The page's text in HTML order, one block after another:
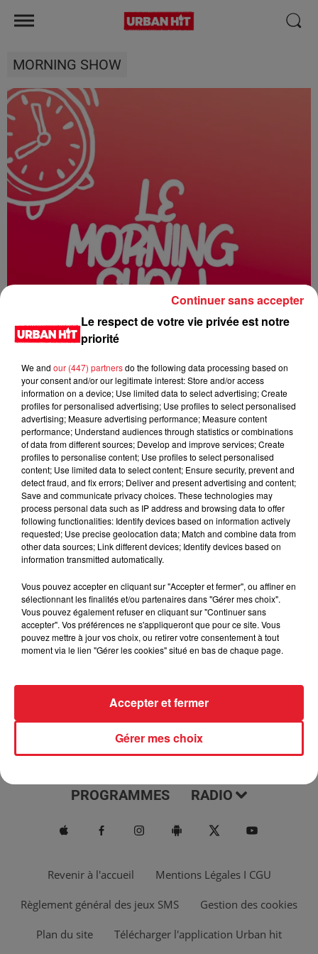
MORNING SHOW
0:00 4 min 43 sec
30 septembre 2024 - 4 min 43 sec
MORNING SHOW 09H13 du 30.09.2024
Le Morning Show
ACTUS MUSIQUES
PROGRAMMES RADIO
Revenir à l'accueil Mentions Légales I CGU
Règlement général des jeux SMS Gestion des cookies
Plan du site Télécharger l'application Urban hit
Le respect de votre vie privée est notre
priorité
We and our (447) partnersdo the following data processing based on
your consent and/or our legitimate interest: Store and/or access
information on a device; Use limited data to select advertising; Create
profiles for personalised advertising; Use profiles to select personalised
advertising; Measure advertising performance; Measure content
performance; Understand audiences through statistics or combinations
of data from different sources; Develop and improve services; Create
profiles to personalise content; Use profiles to select personalised
content; Use limited data to select content; Ensure security, prevent and
detect fraud, and fix errors; Deliver and present advertising and content;
Save and communicate privacy choices. These technologies may
process personal data such as IP address and browsing data to offer
following functionalities: Identify devices based on information actively
requested; Use precise geolocation data; Match and combine data from
other data sources; Link different devices; Identify devices based on
information transmitted automatically.
Vous pouvez accepter en cliquant sur "Accepter et fermer", ou affiner en
sélectionnant les finalités et/ou partenaires dans "Gérer mes choix".
Vous pouvez également refuser en cliquant sur "Continuer sans
accepter". Vos préférences ne s'appliqueront que pour ce site. Vous
pouvez mettre à jour vos choix, ou retirer votre consentement à tout
moment via le lien "Gérer les cookies" situé en bas de chaque page.
Gérer mes choix
Accepter et fermer
Continuer sans accepter